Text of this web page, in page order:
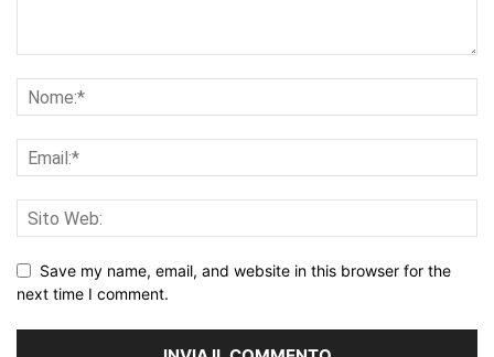
Save my name, email, and website in this browser for the
next time I comment.